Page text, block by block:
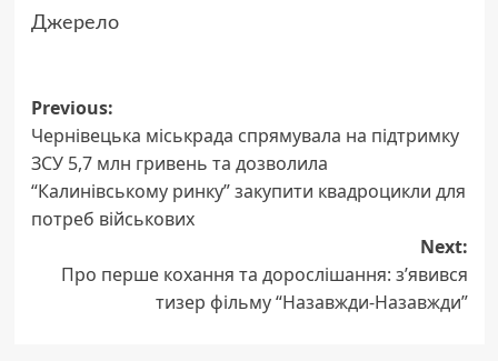
Джерело
Post
navigation
Previous:
Чернівецька міськрада спрямувала на підтримку
ЗСУ 5,7 млн гривень та дозволила
“Калинівському ринку” закупити квадроцикли для
потреб військових
Next:
Про перше кохання та дорослішання: з’явився
тизер фільму “Назавжди-Назавжди”